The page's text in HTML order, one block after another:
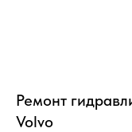
Ремонт
Volvo